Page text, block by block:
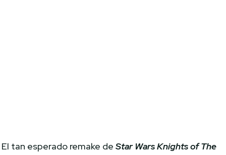
El tan esperado remake deStar Wars Knights of The